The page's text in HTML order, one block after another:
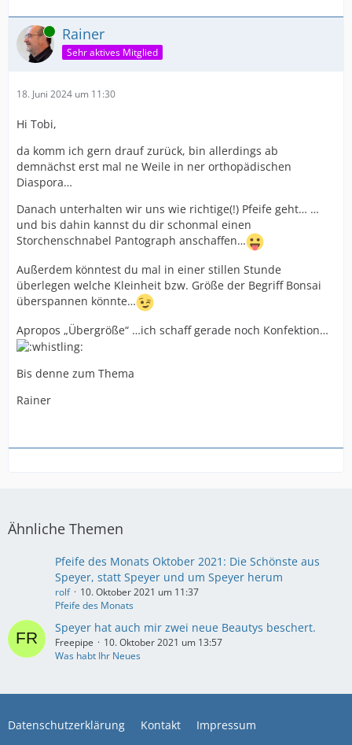
Online Rainer
Sehr aktives Mitglied
18. Juni 2024 um 11:30
Hi Tobi,
da komm ich gern drauf zurück, bin allerdings ab
demnächst erst mal ne Weile in ner orthopädischen
Diaspora…
Danach unterhalten wir uns wie richtige(!) Pfeife geht… …
und bis dahin kannst du dir schonmal einen
Storchenschnabel Pantograph anschaffen…
Außerdem könntest du mal in einer stillen Stunde
überlegen welche Kleinheit bzw. Größe der Begriff Bonsai
überspannen könnte…
Apropos „Übergröße“ …ich schaff gerade noch Konfektion…
Bis denne zum Thema
Rainer
Ähnliche Themen
Pfeife des Monats Oktober 2021: Die Schönste aus
Speyer, statt Speyer und um Speyer herum
rolf
10. Oktober 2021 um 11:37
Pfeife des Monats
Speyer hat auch mir zwei neue Beautys beschert.
Freepipe
10. Oktober 2021 um 13:57
Was habt Ihr Neues
Datenschutzerklärung Kontakt Impressum